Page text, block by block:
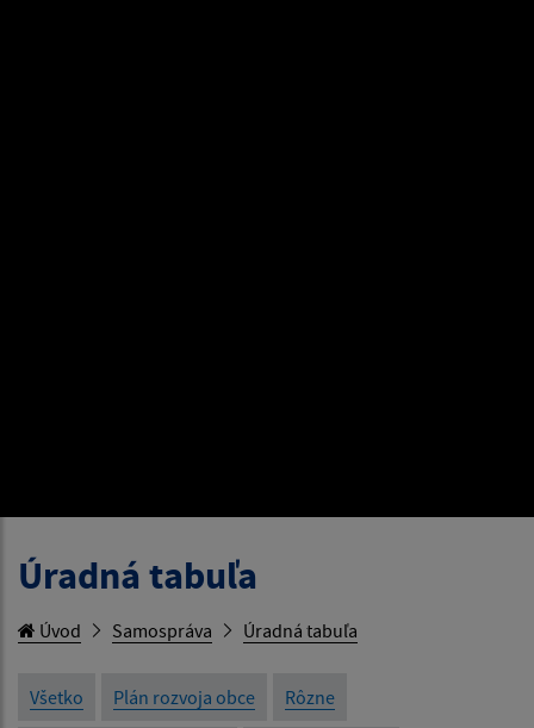
Úradná tabuľa
Úvod Samospráva Úradná tabuľa
Všetko Plán rozvoja obce Rôzne